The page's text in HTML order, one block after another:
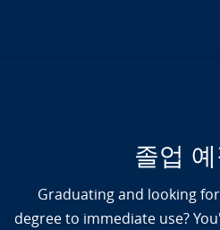
졸업
Graduating and looking
degree to immediate use?